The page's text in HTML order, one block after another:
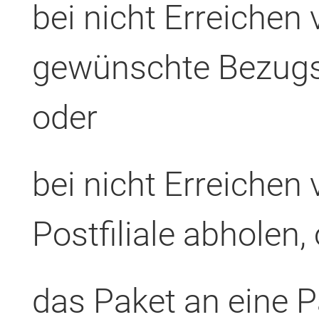
bei nicht Erreichen
gewünschte
oder
bei nicht Erreichen
Postfiliale abholen,
das Paket an eine